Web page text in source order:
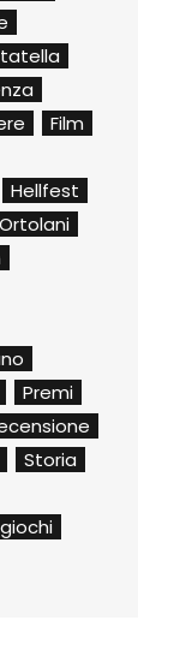
Film
Hellfest
Premi
Storia